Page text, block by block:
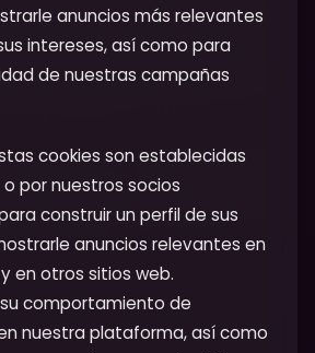
anuncios más relevantes
intereses, así como para
de nuestras campañas
cookies son establecidas
por nuestros socios
construir un perfil de sus
anuncios relevantes en
en otros sitios web.
comportamiento de
nuestra plataforma, así como